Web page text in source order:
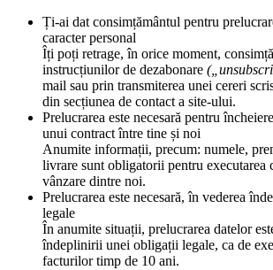
Ți-ai dat consimțământul pentru
caracter personal
Îți poți retrage, în orice moment,
instrucțiunilor de dezabonare
mail sau prin transmiterea unei cereri
din secțiunea de contact a site-ului.
Prelucrarea este necesară pentru
unui contract între tine și noi
Anumite informații, precum: numele,
livrare sunt obligatorii pentru executarea
vânzare dintre noi.
Prelucrarea este necesară, în vederea
legale
În anumite situații, prelucrarea datelor
îndeplinirii unei obligații legale, ca de
facturilor timp de 10 ani.